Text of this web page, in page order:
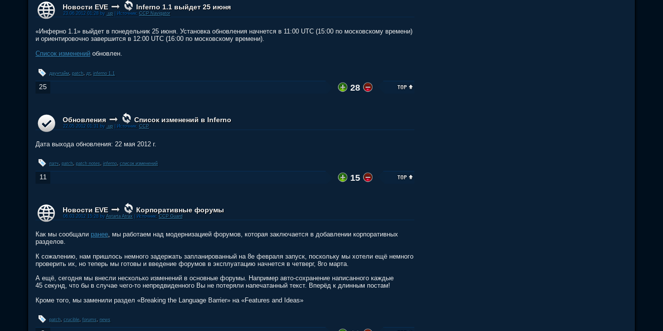
Новости EVE Inferno 1.1 выйдет 25 июня
23.06.2012 01:28 by .up| Источник: CCP Navigator
«Инферно 1.1» выйдет в понедельник 25 июня. Установка обновления начнется в 11:00 UTC (15:00 по московскому времени)
и ориентировочно завершится в 12:00 UTC (16:00 по московскому времени).
Список изменений обновлен.
даунтайм, patch дт, inferno 1.1
25 28
Обновления Список изменений в Inferno
22.05.2012 01:31 by .up| Источник: CCP
Дата выхода обновления: 22 мая 2012 г.
патч, patch, patch notes, inferno, список изменений
11 15
Новости EVE Корпоративные форумы
06.03.2012 15:28 by Astarta Atrax | Источник: CCP Guard
Как мы сообщали ранее, мы работаем над модернизацией форумов, которая заключается в добавлении корпоративных
разделов.
К сожалению, нам пришлось немного задержать запланированный на 8е февраля запуск, поскольку мы хотели ещё немного
проверить их, но теперь мы готовы и введение форумов в эксплуатацию начнется в четверг, 8го марта.
А ещё, сегодня мы внесли несколько изменений в основные форумы. Например авто-сохранение написанного каждые
45 секунд, что бы в случае чего-то непредвиденного Вы не потеряли напечатанный текст. Вперёд к длинным постам!
Кроме того, мы заменили раздел «Breaking the Language Barrier» на «Features and Ideas»
patch, crucible, forums, news